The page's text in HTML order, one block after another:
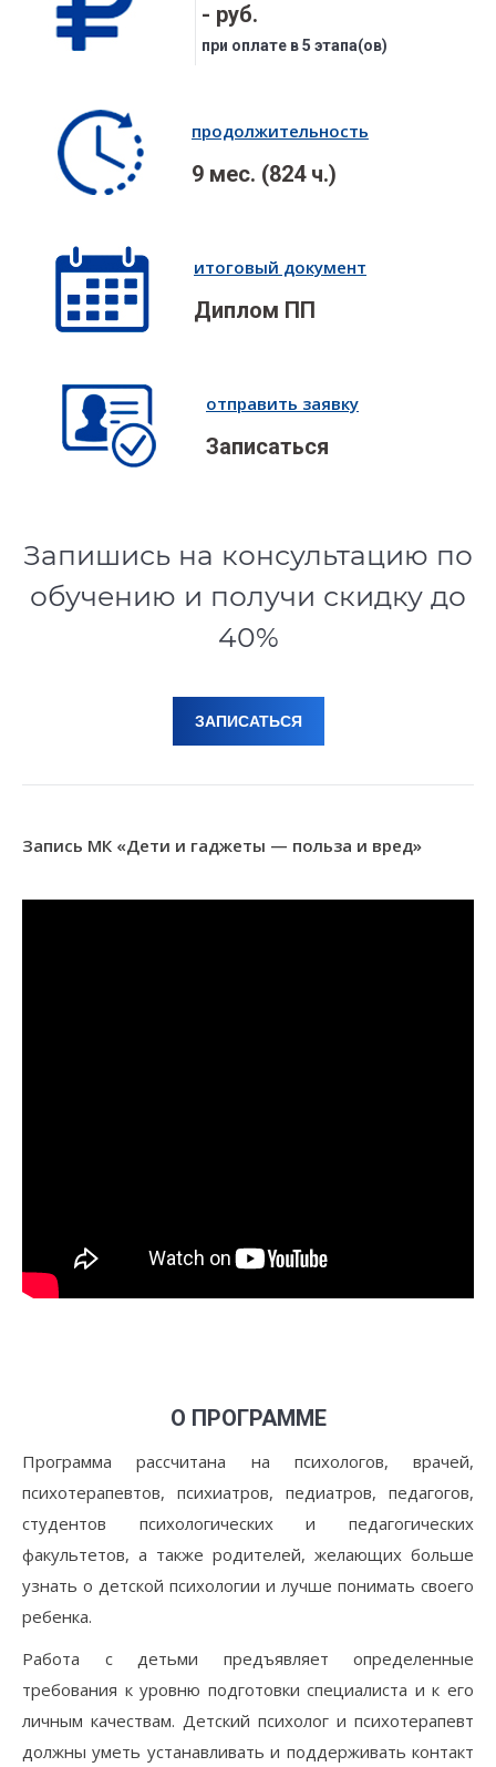
- руб.
при оплате в 5 этапа(ов)
продолжительность
9 мес. (824 ч.)
итоговый документ
Диплом ПП
отправить заявку
Записаться
Запишись на консультацию по
обучению и получи скидку до
40%
ЗАПИСАТЬСЯ
Запись МК «Дети и гаджеты — польза и вред»
О ПРОГРАММЕ
Программа рассчитана на психологов, врачей,
психотерапевтов, психиатров, педиатров, педагогов,
студентов психологических и педагогических
факультетов, а также родителей, желающих больше
узнать о детской психологии и лучше понимать своего
ребенка.
Работа с детьми предъявляет определенные
требования к уровню подготовки специалиста и к его
личным качествам. Детский психолог и психотерапевт
должны уметь устанавливать и поддерживать контакт